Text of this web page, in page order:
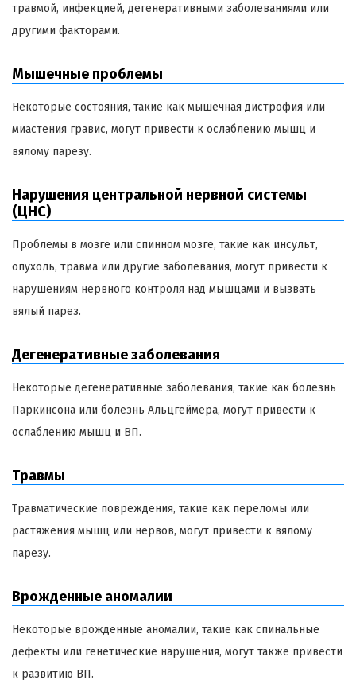
травмой, инфекцией, дегенеративными заболеваниями или
другими факторами.
Мышечные проблемы
Некоторые состояния, такие как мышечная дистрофия или
миастения гравис, могут привести к ослаблению мышц и
вялому парезу.
Нарушения центральной нервной системы
(ЦНС)
Проблемы в мозге или спинном мозге, такие как инсульт,
опухоль, травма или другие заболевания, могут привести к
нарушениям нервного контроля над мышцами и вызвать
вялый парез.
Дегенеративные заболевания
Некоторые дегенеративные заболевания, такие как болезнь
Паркинсона или болезнь Альцгеймера, могут привести к
ослаблению мышц и ВП.
Травмы
Травматические повреждения, такие как переломы или
растяжения мышц или нервов, могут привести к вялому
парезу.
Врожденные аномалии
Некоторые врожденные аномалии, такие как спинальные
дефекты или генетические нарушения, могут также привести
к развитию ВП.